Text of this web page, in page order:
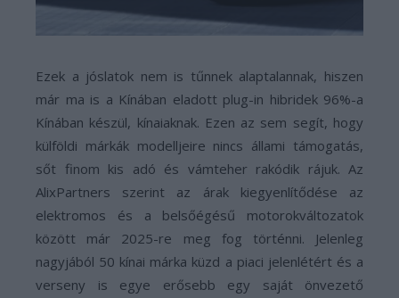
Ezek a jóslatok nem is tűnnek alaptalannak, hiszen
már ma is a Kínában eladott plug-in hibridek 96%-a
Kínában készül, kínaiaknak. Ezen az sem segít, hogy
külföldi márkák modelljeire nincs állami támogatás,
sőt finom kis adó és vámteher rakódik rájuk. Az
AlixPartners szerint az árak kiegyenlítődése az
elektromos és a belsőégésű motorokváltozatok
között már 2025-re meg fog történni. Jelenleg
nagyjából 50 kínai márka küzd a piaci jelenlétért és a
verseny is egye erősebb egy saját önvezető